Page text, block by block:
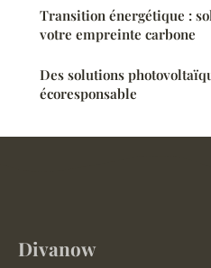
Transition énergétique :
votre empreinte carbone
Des solutions
écoresponsable
Divanow